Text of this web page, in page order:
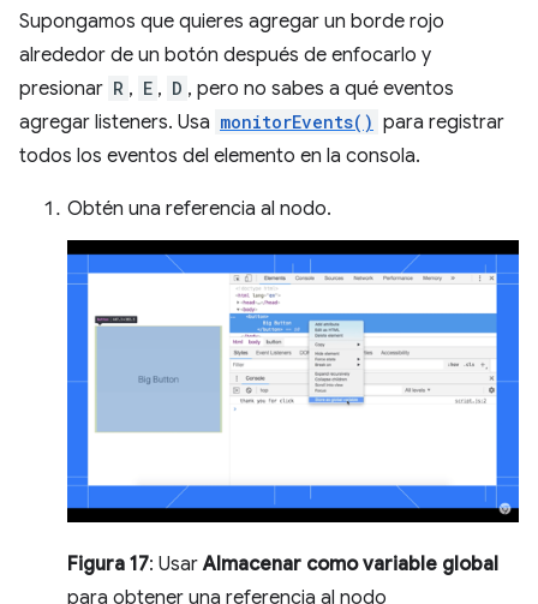
Supongamos que quieres agregar un borde rojo
alrededor de un botón después de enfocarlo y
presionar R , E , D , pero no sabes a qué eventos
agregar listeners. Usa monitorEvents() para registrar
todos los eventos del elemento en la consola.
Obtén una referencia al nodo.
Figura 17: UsarAlmacenar como variable global
para obtener una referencia al nodo